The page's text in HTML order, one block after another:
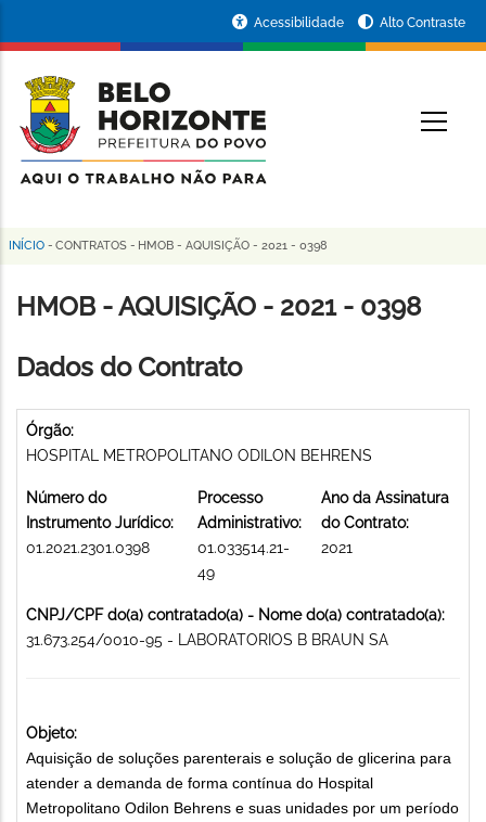
conteúdo
principal
da
Prefeitura
de
Horizonte
Acessibilidade Alto Contraste
Trilha
de
INÍCIO - CONTRATOS - HMOB - AQUISIÇÃO - 2021 - 0398
HMOB - AQUISIÇÃO - 2021 - 0398
Dados do Contrato
Órgão:
HOSPITAL METROPOLITANO ODILON BEHRENS
Número do
Instrumento Jurídico:
01.2021.2301.0398
Processo
Administrativo:
01.033514.21-
49
Ano da Assinatura
do Contrato:
2021
CNPJ/CPF do(a) contratado(a) - Nome do(a) contratado(a):
31.673.254/0010-95 - LABORATORIOS B BRAUN SA
Objeto:
Aquisição de soluções parenterais e solução de glicerina para
atender a demanda de forma contínua do Hospital
Metropolitano Odilon Behrens e suas unidades por um período